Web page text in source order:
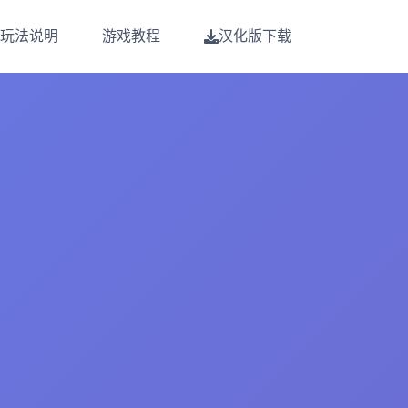
玩法说明 游戏教程 汉化版下载